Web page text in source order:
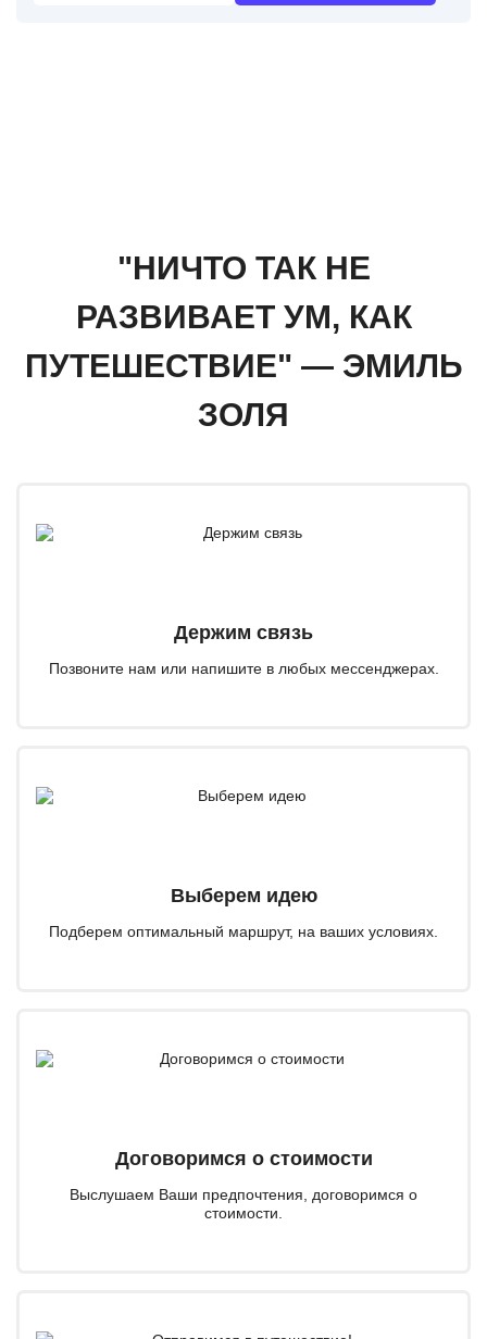
"НИЧТО ТАК НЕ
РАЗВИВАЕТ УМ, КАК
ПУТЕШЕСТВИЕ" — ЭМИЛЬ
ЗОЛЯ
Держим связь
Позвоните нам или напишите в любых мессенджерах.
Выберем идею
Подберем оптимальный маршрут, на ваших условиях.
Договоримся о стоимости
Выслушаем Ваши предпочтения, договоримся о
стоимости.